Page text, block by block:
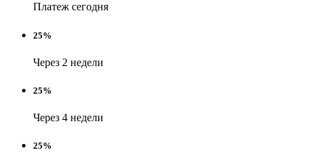
Платеж сегодня
25%
Через 2 недели
25%
Через 4 недели
25%